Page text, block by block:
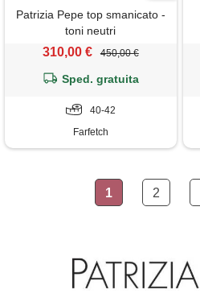
Patrizia Pepe top smanicato -
toni neutri
310,00 € 450,00 €
Sped. gratuita
40-42
Farfetch
1 2